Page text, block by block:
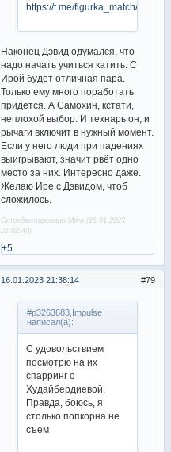
https://t.me/figurka_match/10466
Наконец Дэвид одумался, что
надо начать учиться катить. С
Ирой будет отличная пара.
Только ему много поработать
придется. А Самохин, кстати,
неплохой выбор. И технарь он, и
рычаги включит в нужный момент.
Если у него люди при падениях
выигрывают, значит рвёт одно
место за них. Интересно даже.
Желаю Ире с Дэвидом, чтоб
сложилось.
Отредактировано Miira (16.01.2023
21:02:40)
+5
79
16.01.2023 21:38:14
#p3263683,Impulse
написал(а):
С удовольствием
посмотрю на их
спарринг с
Худайбердиевой.
Правда, боюсь, я
столько попкорна не
съем